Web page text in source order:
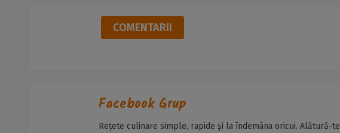
COMENTARII
Facebook Grup
Rețete culinare simple, rapide și la îndemâna oricui. Alătură-te